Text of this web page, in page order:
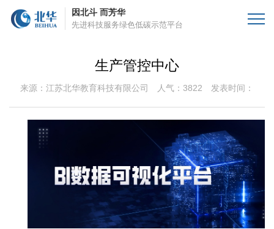
因北斗 而芳华
先进科技服务绿色低碳示范平台
生产管控中心
来源：江苏北华教育科技有限公司 人气：3822 发表时间：